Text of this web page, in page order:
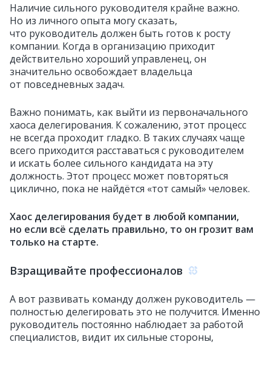
Наличие сильного руководителя крайне важно.
Но из личного опыта могу сказать,
что руководитель должен быть готов к росту
компании. Когда в организацию приходит
действительно хороший управленец, он
значительно освобождает владельца
от повседневных задач.
Важно понимать, как выйти из первоначального
хаоса делегирования. К сожалению, этот процесс
не всегда проходит гладко. В таких случаях чаще
всего приходится расставаться с руководителем
и искать более сильного кандидата на эту
должность. Этот процесс может повторяться
циклично, пока не найдётся «тот самый» человек.
Хаос делегирования будет в любой компании,
но если всё сделать правильно, то он грозит вам
только на старте.
Взращивайте профессионалов
А вот развивать команду должен руководитель —
полностью делегировать это не получится. Именно
руководитель постоянно наблюдает за работой
специалистов, видит их сильные стороны,